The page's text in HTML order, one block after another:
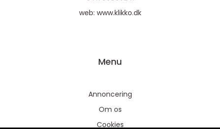
web: www.klikko.dk
Menu
Annoncering
Om os
Cookies